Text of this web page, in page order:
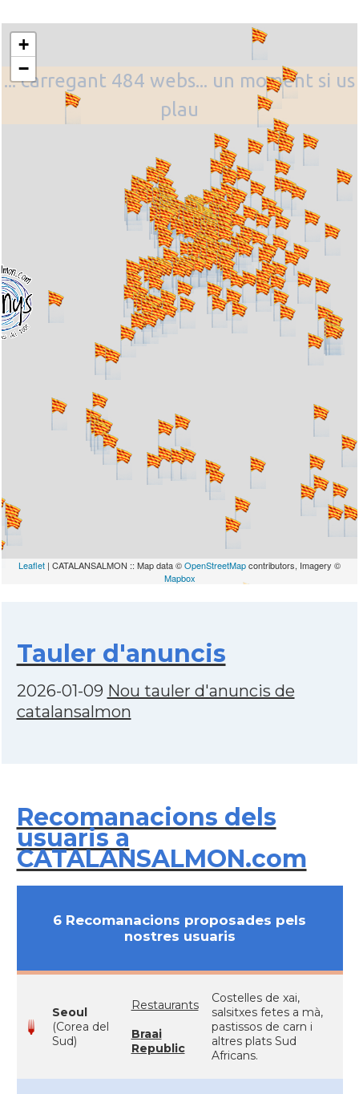
... carregant 484 webs... un moment si us
plau
+
−
Leaflet | CATALANSALMON :: Map data ©OpenStreetMapcontributors, Imagery ©
Mapbox
Tauler d'anuncis
2026-01-09 Nou tauler d'anuncis de
catalansalmon
Recomanacions dels
usuaris a
CATALANSALMON.com
6 Recomanacions proposades pels
nostres usuaris
Seoul
(Corea del
Sud)
Restaurants
Braai
Republic
Costelles de xai,
salsitxes fetes a mà,
pastissos de carn i
altres plats Sud
Africans.